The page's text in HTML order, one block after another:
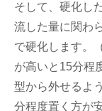
そして、硬化し
流した量に関わ
で硬化します。
が高いと15分程
型から外せるよ
分程度置く方が